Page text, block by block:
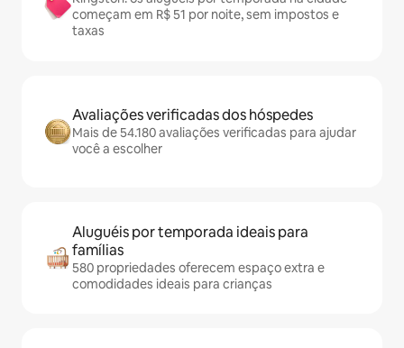
começam em R$ 51 por noite, sem impostos e
taxas
Avaliações verificadas dos hóspedes
Mais de 54.180 avaliações verificadas para ajudar
você a escolher
Aluguéis por temporada ideais para
famílias
580 propriedades oferecem espaço extra e
comodidades ideais para crianças